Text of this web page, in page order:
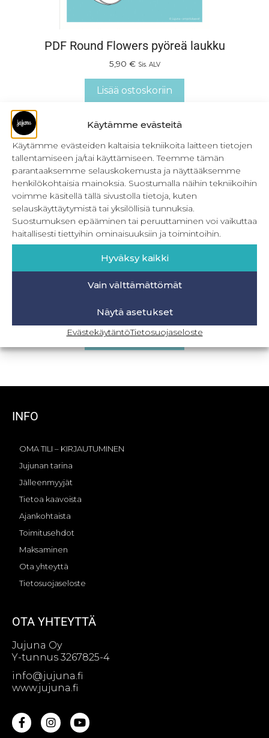
Käytämme evästeitä
Käytämme evästeiden kaltaisia tekniikoita laitteen tietojen
tallentamiseen ja/tai käyttämiseen. Teemme tämän
parantaaksemme selauskokemusta ja näyttääksemme
henkilökohtaisia mainoksia. Suostumalla näihin tekniikoihin
voimme käsitellä tällä sivustolla tietoja, kuten
selauskäyttäytymistä tai yksilöllisiä tunnuksia.
Suostumuksen epääminen tai peruuttaminen voi vaikuttaa
haitallisesti tiettyihin ominaisuuksiin ja toimintoihin.
Hyväksy kaikki
Vain välttämättömät
Näytä asetukset
EvästekäytäntöTietosuojaseloste
PDF Round Flowers pyöreä laukku
5,90 € Sis. ALV
Lisää ostoskoriin
Round Flowers pyöreä laukku
7,90€ Sis. ALV
Lisää ostoskoriin
INFO
OMA TILI – KIRJAUTUMINEN
Jujunan tarina
Jälleenmyyjät
Tietoa kaavoista
Ajankohtaista
Toimitusehdot
Maksaminen
Ota yhteyttä
Tietosuojaseloste
OTA YHTEYTTÄ
Jujuna Oy
Y-tunnus 3267825-4
info@jujuna.fi
www.jujuna.fi